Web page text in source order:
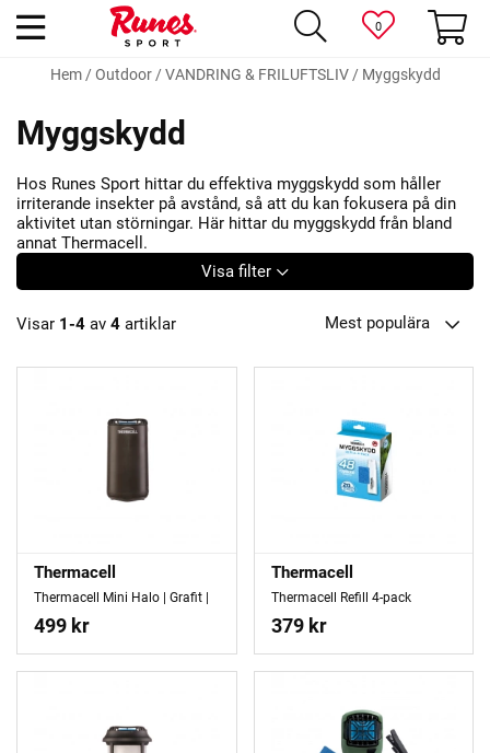
0
Hem/Outdoor/VANDRING & FRILUFTSLIV/ Myggskydd
Myggskydd
Hos Runes Sport hittar du effektiva myggskydd som håller
irriterande insekter på avstånd, så att du kan fokusera på din
aktivitet utan störningar. Här hittar du myggskydd från bland
annat Thermacell.
Visa filter
Visar 1-4 av 4 artiklar Mest populära
Thermacell
Thermacell Mini Halo | Grafit |
499 kr
Thermacell
Thermacell Refill 4-pack
379 kr